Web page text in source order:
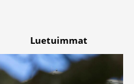
Luetuimmat